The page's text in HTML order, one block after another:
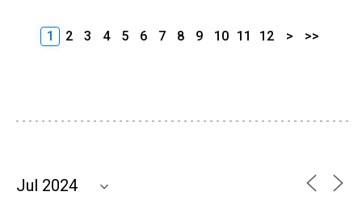
1 2 3 4 5 6 7 8 9 10 11 12 > >>